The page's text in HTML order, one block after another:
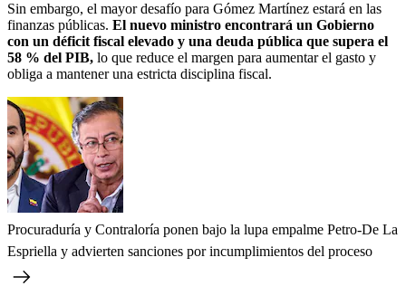
Sin embargo, el mayor desafío para Gómez Martínez estará en las
finanzas públicas. El nuevo ministro encontrará un Gobierno
con un déficit fiscal elevado y una deuda pública que supera el
58 % del PIB, lo que reduce el margen para aumentar el gasto y
obliga a mantener una estricta disciplina fiscal.
Procuraduría y Contraloría ponen bajo la lupa empalme Petro-De La
Espriella y advierten sanciones por incumplimientos del proceso